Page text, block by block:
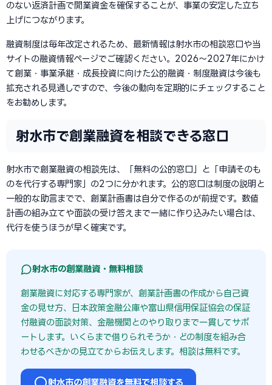
のない返済計画で開業資金を確保することが、事業の安定した立ち
上げにつながります。
融資制度は毎年改定されるため、最新情報は射水市の相談窓口や当
サイトの融資情報ページでご確認ください。2026〜2027年にかけ
て創業・事業承継・成長投資に向けた公的融資・制度融資は今後も
拡充される見通しですので、今後の動向を定期的にチェックすること
をお勧めします。
射水市で創業融資を相談できる窓口
射水市で創業融資の相談先は、「無料の公的窓口」と「申請そのも
のを代行する専門家」の2つに分かれます。公的窓口は制度の説明と
一般的な助言までで、創業計画書は自分で作るのが前提です。数値
計画の組み立てや面談の受け答えまで一緒に作り込みたい場合は、
代行を使うほうが早く確実です。
射水市の創業融資・無料相談
創業融資に対応する専門家が、創業計画書の作成から自己資
金の見せ方、日本政策金融公庫や富山県信用保証協会の保証
付融資の面談対策、金融機関とのやり取りまで一貫してサポ
ートします。いくらまで借りられそうか・どの制度を組み合
わせるべきかの見立てからお伝えします。相談は無料です。
射水市の創業融資を無料で相談する